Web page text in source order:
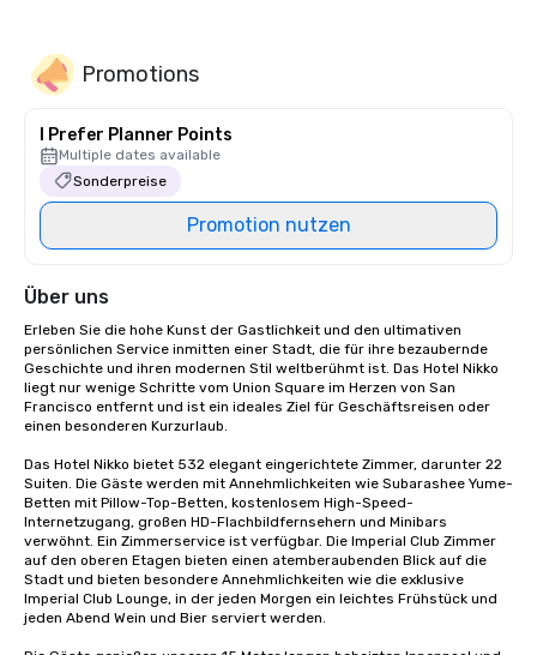
Promotions
I Prefer Planner Points
Multiple dates available
Sonderpreise
Promotion nutzen
Über uns
Erleben Sie die hohe Kunst der Gastlichkeit und den ultimativen
persönlichen Service inmitten einer Stadt, die für ihre bezaubernde
Geschichte und ihren modernen Stil weltberühmt ist. Das Hotel Nikko
liegt nur wenige Schritte vom Union Square im Herzen von San
Francisco entfernt und ist ein ideales Ziel für Geschäftsreisen oder
einen besonderen Kurzurlaub.
Das Hotel Nikko bietet 532 elegant eingerichtete Zimmer, darunter 22
Suiten. Die Gäste werden mit Annehmlichkeiten wie Subarashee Yume-
Betten mit Pillow-Top-Betten, kostenlosem High-Speed-
Internetzugang, großen HD-Flachbildfernsehern und Minibars
verwöhnt. Ein Zimmerservice ist verfügbar. Die Imperial Club Zimmer
auf den oberen Etagen bieten einen atemberaubenden Blick auf die
Stadt und bieten besondere Annehmlichkeiten wie die exklusive
Imperial Club Lounge, in der jeden Morgen ein leichtes Frühstück und
jeden Abend Wein und Bier serviert werden.